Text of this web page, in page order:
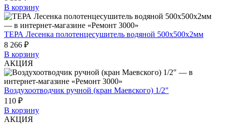
В корзину
ТЕРА Лесенка полотенцесушитель водяной 500х500х2мм
8 266 ₽
В корзину
АКЦИЯ
Воздухоотводчик ручной (кран Маевского) 1/2"
110 ₽
В корзину
АКЦИЯ